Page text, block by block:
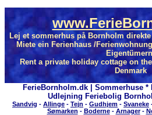
Lej et sommerhus på Bornholm
Miete ein Ferienhaus /
Rent a private holiday cottage on
Denmark
FerieBornholm.dk | Sommerhuse
Udlejning Feriebolig
Sandvig - Allinge - Tejn - Gudhjem - Svaneke
Sømarken - Boderne- Arnager-